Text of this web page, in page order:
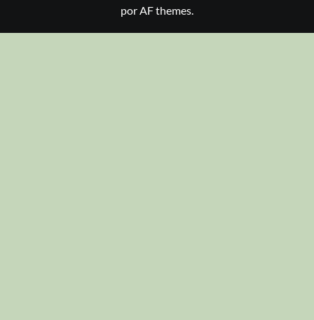
por AF themes.